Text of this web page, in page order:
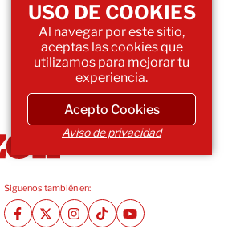
Siguenos también en:
USO DE COOKIES
Al navegar por este sitio,
aceptas las cookies que
utilizamos para mejorar tu
experiencia.
Acepto Cookies
Aviso de privacidad